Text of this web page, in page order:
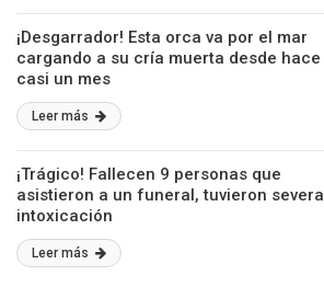
¡Desgarrador! Esta orca va por el mar
cargando a su cría muerta desde hace
casi un mes
Leer más
¡Trágico! Fallecen 9 personas que
asistieron a un funeral, tuvieron severa
intoxicación
Leer más